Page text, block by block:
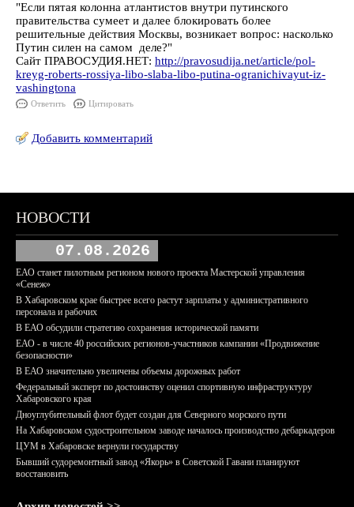
"Если пятая колонна атлантистов внутри путинского
правительства сумеет и далее блокировать более
решительные действия Москвы, возникает вопрос: насколько
Путин силен на самом деле?"
Сайт ПРАВОСУДИЯ.НЕТ: http://pravosudija.net/article/pol-
kreyg-roberts-rossiya-libo-slaba-libo-putina-ogranichivayut-iz-
vashingtona
Ответить Цитировать
Добавить комментарий
НОВОСТИ
07.08.2026
ЕАО станет пилотным регионом нового проекта Мастерской управления
«Сенеж»
В Хабаровском крае быстрее всего растут зарплаты у административного
персонала и рабочих
В ЕАО обсудили стратегию сохранения исторической памяти
ЕАО - в числе 40 российских регионов-участников кампании «Продвижение
безопасности»
В ЕАО значительно увеличены объемы дорожных работ
Федеральный эксперт по достоинству оценил спортивную инфраструктуру
Хабаровского края
Дноуглубительный флот будет создан для Северного морского пути
На Хабаровском судостроительном заводе началось производство дебаркадеров
ЦУМ в Хабаровске вернули государству
Бывший судоремонтный завод «Якорь» в Советской Гавани планируют
восстановить